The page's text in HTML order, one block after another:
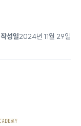
작성일2024년 11월 29일